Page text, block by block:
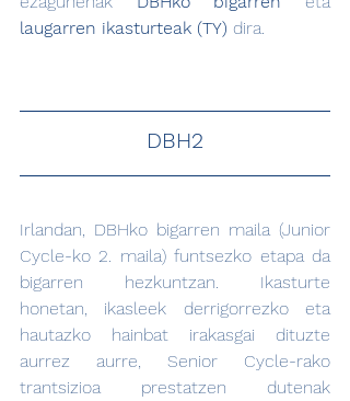
laugarren ikasturteak (TY) dira.
DBH2
Irlandan, DBHko bigarren maila (Junior
Cycle-ko 2. maila) funtsezko etapa da
bigarren hezkuntzan. Ikasturte
honetan, ikasleek derrigorrezko eta
hautazko hainbat irakasgai dituzte
aurrez aurre, Senior Cycle-rako
trantsizioa prestatzen dutenak